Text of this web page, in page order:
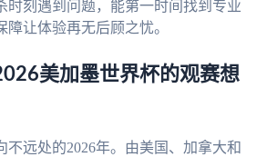
时刻遇到问题，能第一时间找到专业
障让体验再无后顾之忧。
美加墨世界杯的观赛想
不远处的2026年。由美国、加拿大和